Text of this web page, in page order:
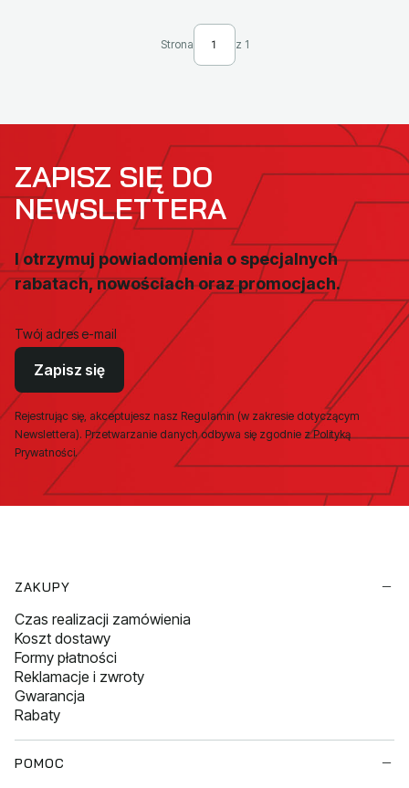
Strona z 1
ZAPISZ SIĘ DO
NEWSLETTERA
I otrzymuj powiadomienia o specjalnych
rabatach, nowościach oraz promocjach.
Twój adres e-mail
Zapisz się
Rejestrując się, akceptujesz nasz Regulamin (w zakresie dotyczącym
Newslettera). Przetwarzanie danych odbywa się zgodnie z Polityką
Prywatności.
ZAKUPY
Czas realizacji zamówienia
Koszt dostawy
Formy płatności
Reklamacje i zwroty
Gwarancja
Rabaty
POMOC